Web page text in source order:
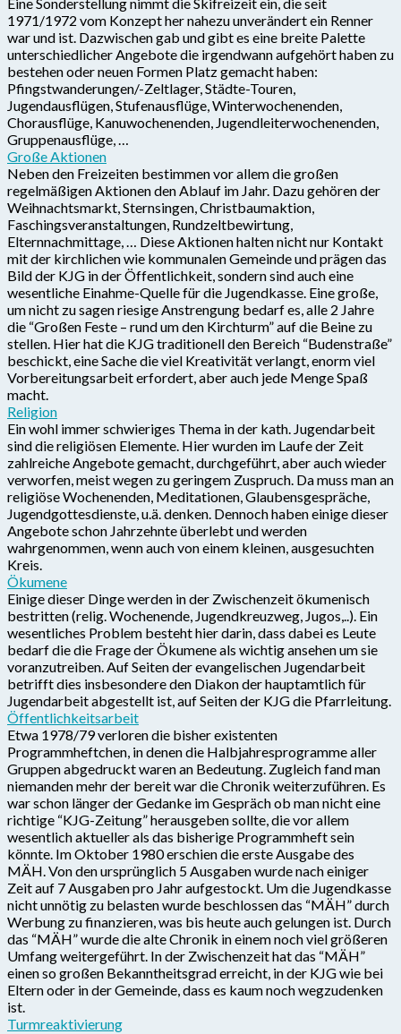
1971/1972 vom Konzept her nahezu unverändert ein Renner
war und ist. Dazwischen gab und gibt es eine breite Palette
unterschiedlicher Angebote die irgendwann aufgehört haben zu
bestehen oder neuen Formen Platz gemacht haben:
Pfingstwanderungen/-Zeltlager, Städte-Touren,
Jugendausflügen, Stufenausflüge, Winterwochenenden,
Chorausflüge, Kanuwochenenden, Jugendleiterwochenenden,
Gruppenausflüge, …
Große Aktionen
Neben den Freizeiten bestimmen vor allem die großen
regelmäßigen Aktionen den Ablauf im Jahr. Dazu gehören der
Weihnachtsmarkt, Sternsingen, Christbaumaktion,
Faschingsveranstaltungen, Rundzeltbewirtung,
Elternnachmittage, … Diese Aktionen halten nicht nur Kontakt
mit der kirchlichen wie kommunalen Gemeinde und prägen das
Bild der KJG in der Öffentlichkeit, sondern sind auch eine
wesentliche Einahme-Quelle für die Jugendkasse. Eine große,
um nicht zu sagen riesige Anstrengung bedarf es, alle 2 Jahre
die “Großen Feste – rund um den Kirchturm” auf die Beine zu
stellen. Hier hat die KJG traditionell den Bereich “Budenstraße”
beschickt, eine Sache die viel Kreativität verlangt, enorm viel
Vorbereitungsarbeit erfordert, aber auch jede Menge Spaß
macht.
Religion
Ein wohl immer schwieriges Thema in der kath. Jugendarbeit
sind die religiösen Elemente. Hier wurden im Laufe der Zeit
zahlreiche Angebote gemacht, durchgeführt, aber auch wieder
verworfen, meist wegen zu geringem Zuspruch. Da muss man an
religiöse Wochenenden, Meditationen, Glaubensgespräche,
Jugendgottesdienste, u.ä. denken. Dennoch haben einige dieser
Angebote schon Jahrzehnte überlebt und werden
wahrgenommen, wenn auch von einem kleinen, ausgesuchten
Kreis.
Ökumene
Einige dieser Dinge werden in der Zwischenzeit ökumenisch
bestritten (relig. Wochenende, Jugendkreuzweg, Jugos,..). Ein
wesentliches Problem besteht hier darin, dass dabei es Leute
bedarf die die Frage der Ökumene als wichtig ansehen um sie
voranzutreiben. Auf Seiten der evangelischen Jugendarbeit
betrifft dies insbesondere den Diakon der hauptamtlich für
Jugendarbeit abgestellt ist, auf Seiten der KJG die Pfarrleitung.
Öffentlichkeitsarbeit
Etwa 1978/79 verloren die bisher existenten
Programmheftchen, in denen die Halbjahresprogramme aller
Gruppen abgedruckt waren an Bedeutung. Zugleich fand man
niemanden mehr der bereit war die Chronik weiterzuführen. Es
war schon länger der Gedanke im Gespräch ob man nicht eine
richtige “KJG-Zeitung” herausgeben sollte, die vor allem
wesentlich aktueller als das bisherige Programmheft sein
könnte. Im Oktober 1980 erschien die erste Ausgabe des
MÄH. Von den ursprünglich 5 Ausgaben wurde nach einiger
Zeit auf 7 Ausgaben pro Jahr aufgestockt. Um die Jugendkasse
nicht unnötig zu belasten wurde beschlossen das “MÄH” durch
Werbung zu finanzieren, was bis heute auch gelungen ist. Durch
das “MÄH” wurde die alte Chronik in einem noch viel größeren
Umfang weitergeführt. In der Zwischenzeit hat das “MÄH”
einen so großen Bekanntheitsgrad erreicht, in der KJG wie bei
Eltern oder in der Gemeinde, dass es kaum noch wegzudenken
ist.
Turmreaktivierung